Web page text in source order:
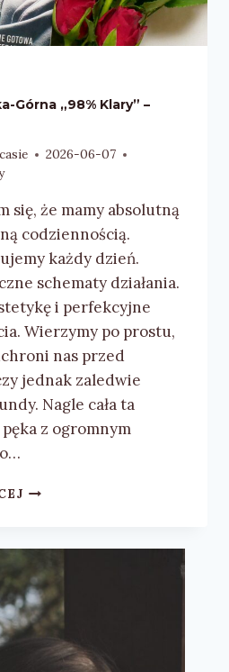
Górna „98% Klary” –
2026-06-07
się, że mamy absolutną
codziennością.
każdy dzień.
schematy działania.
i perfekcyjne
Wierzymy po prostu,
nas przed
jednak zaledwie
Nagle cała ta
z ogromnym
KAMILA
„98%
KLARY”
–
RECENZJA